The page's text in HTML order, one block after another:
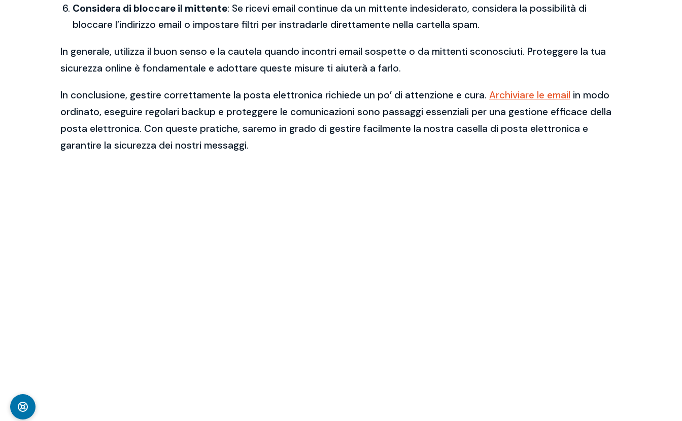
Considera di bloccare il mittente: Se ricevi email continue da un mittente indesiderato, considera la possibilità di
bloccare l’indirizzo email o impostare filtri per instradarle direttamente nella cartella spam.
In generale, utilizza il buon senso e la cautela quando incontri email sospette o da mittenti sconosciuti. Proteggere la tua
sicurezza online è fondamentale e adottare queste misure ti aiuterà a farlo.
In conclusione, gestire correttamente la posta elettronica richiede un po’ di attenzione e cura. Archiviare le email in modo
ordinato, eseguire regolari backup e proteggere le comunicazioni sono passaggi essenziali per una gestione efficace della
posta elettronica. Con queste pratiche, saremo in grado di gestire facilmente la nostra casella di posta elettronica e
garantire la sicurezza dei nostri messaggi.